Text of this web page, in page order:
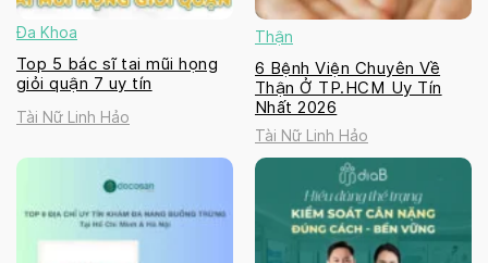
Đa Khoa
Top 5 bác sĩ tai mũi họng
giỏi quận 7 uy tín
Tài Nữ Linh Hảo
Thận
6 Bệnh Viện Chuyên Về
Thận Ở TP.HCM Uy Tín
Nhất 2026
Tài Nữ Linh Hảo